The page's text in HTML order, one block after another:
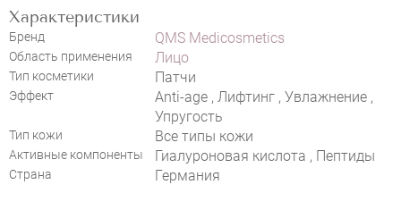
QMS HYDROMAX COLLAGEN EYE
PADS
Характеристики
Бренд QMS Medicosmetics
Область применения Лицо
Тип косметики Патчи
Эффект
Anti-age , Лифтинг , Увлажнение ,
Упругость
Тип кожи Все типы кожи
Активные компоненты Гиалуроновая кислота , Пептиды
Страна Германия